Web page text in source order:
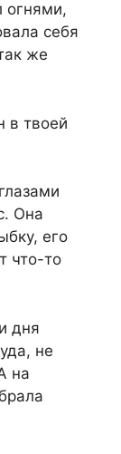
огнями,
себя
же
в твоей
Она
его
что-то
дня
не
на